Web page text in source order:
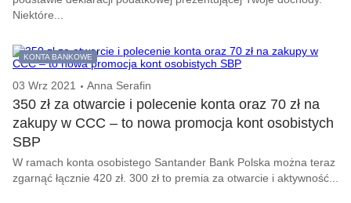
Niektóre...
KONTA BANKOWE
03 Wrz 2021 Anna Serafin
350 zł za otwarcie i polecenie konta oraz 70 zł na
zakupy w CCC – to nowa promocja kont osobistych
SBP
W ramach konta osobistego Santander Bank Polska można teraz
zgarnąć łącznie 420 zł. 300 zł to premia za otwarcie i aktywność...